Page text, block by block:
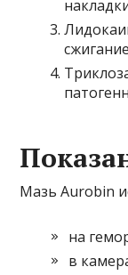
Мазь Aurobin
на
в